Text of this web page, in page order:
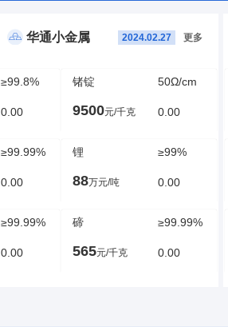
华通小金属 更多
2024.02.27
≥99.8%
0.00
锗锭
9500元/千克
50Ω/cm
0.00
≥99.99%
0.00
锂
88万元/吨
≥99%
0.00
≥99.99%
0.00
碲
565元/千克
≥99.99%
0.00